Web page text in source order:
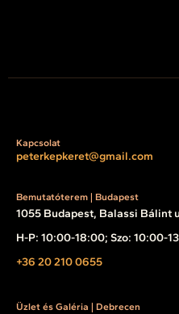
Kapcsolat
peterkepkeret@gmail.com
Bemutatóterem | Budapest
1055 Budapest, Balassi Bálint
H-P: 10:00-18:00; Szo: 10:00-
+36 20 210 0655
Üzlet és Galéria | Debrecen